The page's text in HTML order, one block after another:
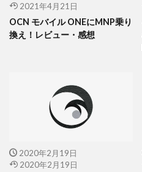
2021年4月21日
OCN モバイル ONEにMNP乗り
換え！レビュー・感想
2020年2月19日
2020年2月19日